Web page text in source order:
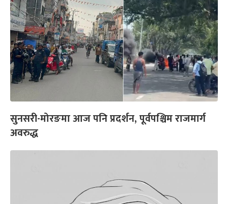
सुनसरी-मोरङमा आज पनि प्रदर्शन, पूर्वपश्चिम राजमार्ग
अवरुद्ध